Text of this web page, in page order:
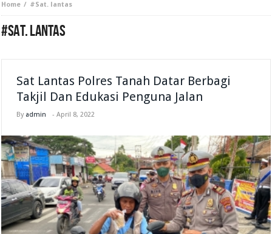
Home #Sat. lantas
#SAT. LANTAS
Sat Lantas Polres Tanah Datar Berbagi
Takjil Dan Edukasi Penguna Jalan
By admin -April 8, 2022